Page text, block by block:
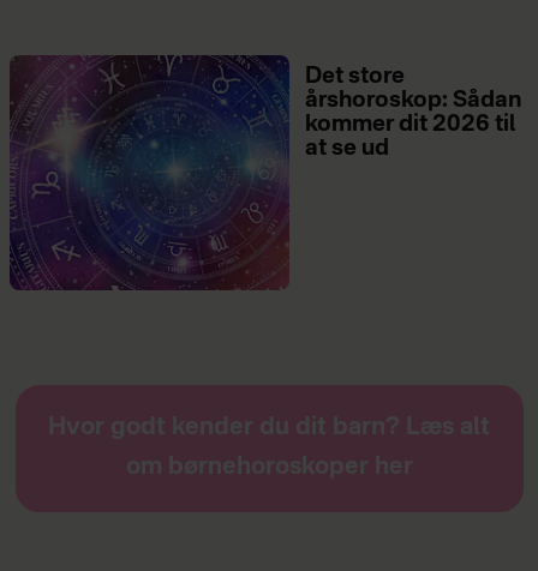
Det store
årshoroskop: Sådan
kommer dit 2026 til
at se ud
Hvor godt kender du dit barn? Læs alt
om børnehoroskoper her